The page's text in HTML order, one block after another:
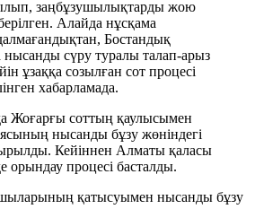
заңбұзушылықтарды жою
Алайда нұсқама
Бостандық
нысанды сүру туралы талап-арыз
ұзаққа созылған сот процесі
хабарламада.
Жоғарғы соттың қаулысымен
нысанды бұзу жөніндегі
Кейіннен Алматы қаласы
орындау процесі басталды.
қатысуымен нысанды бұзу